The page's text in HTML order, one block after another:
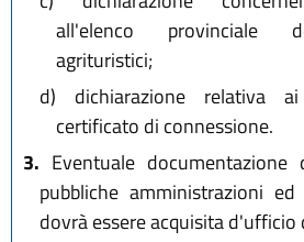
all'elenco provinciale
agrituristici;
d) dichiarazione relativa
certificato di connessione.
3. Eventuale
pubbliche amministrazioni
dovrà essere acquisita d'ufficio